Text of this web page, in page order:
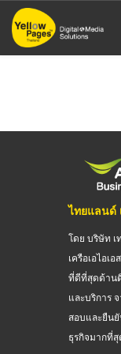
ข้าม
ไป
ไทยแลนด์
โดย บริษัท
เครือเอไอเ
ที่ดีที่สุดด้าน
และบริการ
สอบและยืน
ธุรกิจมากที่สุ